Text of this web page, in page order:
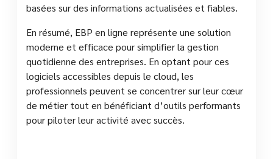
basées sur des informations actualisées et fiables.
En résumé, EBP en ligne représente une solution
moderne et efficace pour simplifier la gestion
quotidienne des entreprises. En optant pour ces
logiciels accessibles depuis le cloud, les
professionnels peuvent se concentrer sur leur cœur
de métier tout en bénéficiant d’outils performants
pour piloter leur activité avec succès.